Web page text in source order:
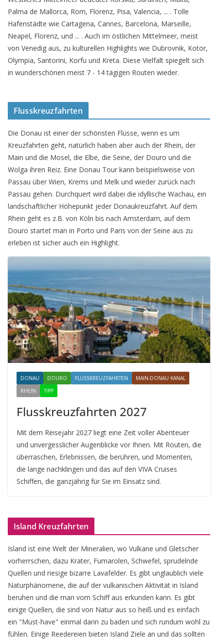
Palma de Mallorca, Rom, Florenz, Pisa, Valencia, ... . Tolle
Hafenstädte wie Cartagena, Cannes, Barcelona, Marseille,
Neapel, Florenz, und ... . Auch im östlichen Mittelmeer, meist
von Venedig aus, zu kulturellen Highlights wie Dubrovnik, Kotor,
Olympia, Santorini, Korfu und Kreta. Diese Vielfalt spiegelt sich
in wunderschönen meist 7 - 14 tägigen Routen wieder.
Flusskreuzfahrten
Die Donau ist einer der schönsten Flüsse, wenn es um
Kreuzfahrten geht, natürlich haben aber auch der Rhein, der
Main und die Mosel, die Elbe, die Seine, der Douro und die
Wolga ihren Reiz. Eine Donau Tour kann beispielsweise von
Passau über Wien, Krems und Melk und wieder zurück nach
Passau gehen. Durchquert wird dabei die idyllische Wachau, ein
landschaftlicher Höhepunkt jeder Donaukreuzfahrt. Auf dem
Rhein geht es z.B. von Köln bis nach Amsterdam, auf dem
Douro startet man in Porto und Paris von der Seine aus zu
erleben ist sicher auch ein Highlight.
DONAU DOURO FLUSSKREUZFAHRTEN
MAIN-DONAU KANAL
RHEIN
TIPP
Flusskreuzfahrten 2027
Mit dem Reisejahr 2027 liegt eine Zeit voller Abenteuer
und unvergesslicher Augenblicke vor Ihnen. Mit Routen, die
überraschen, Erlebnissen, die berühren, und Momenten,
die lange nachklingen und das auf den VIVA Cruises
Schiffen, die ganzjährig für Sie im Einsatz sind.
Island Kreuzfahrten
Island ist eine Welt der Mineralien, wo Vulkane und Gletscher
vorherrschen, dazu Krater, Fumarolen, Schwefel, sprudelnde
Quellen und riesige bizarre Lavafelder. Es gibt unglaublich viele
Naturphänomene, die auf der vulkanischen Aktivität in Island
beruhen und die man vom Schiff aus erkunden kann. Es gibt
einige Quellen, die sind von Natur aus so heiß und es einfach
ein "Must-have" einmal darin zu baden und sich rundum wohl zu
fühlen. Einige Reedereien bieten Island Ziele an und das sollten